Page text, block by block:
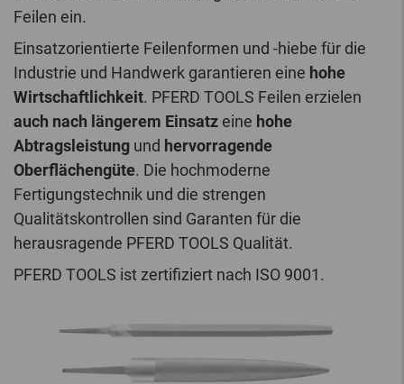
Feilen ein.
Einsatzorientierte Feilenformen und -hiebe für die
Industrie und Handwerk garantieren eine hohe
Wirtschaftlichkeit. PFERD TOOLS Feilen erzielen
auch nach längerem Einsatz eine hohe
Abtragsleistung und hervorragende
Oberflächengüte. Die hochmoderne
Fertigungstechnik und die strengen
Qualitätskontrollen sind Garanten für die
herausragende PFERD TOOLS Qualität.
PFERD TOOLS ist zertifiziert nach ISO 9001.